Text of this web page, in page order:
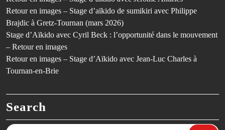
Retour en images – Stage d’aïkido de sumikiri avec Philippe
Brajdic à Gretz-Tournan (mars 2026)
Stage d’Aïkido avec Cyril Beck : l’opportunité dans le mouvement
– Retour en images
Retour en images – Stage d’Aïkido avec Jean-Luc Charles à
Tournan-en-Brie
Search